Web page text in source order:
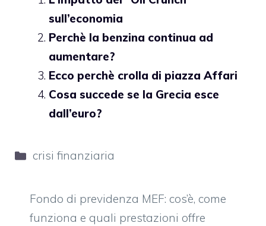
sull’economia
Perchè la benzina continua ad
aumentare?
Ecco perchè crolla di piazza Affari
Cosa succede se la Grecia esce
dall’euro?
Categorie
crisi finanziaria
Fondo di previdenza MEF: cos’è, come
funziona e quali prestazioni offre